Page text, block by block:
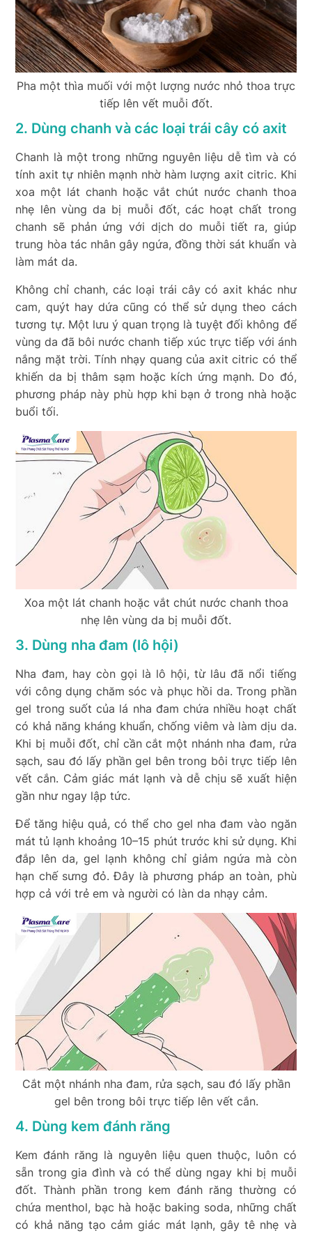
Pha một thìa muối với một lượng nước nhỏ thoa trực
tiếp lên vết muỗi đốt.
2. Dùng chanh và các loại trái cây có axit
Chanh là một trong những nguyên liệu dễ tìm và có
tính axit tự nhiên mạnh nhờ hàm lượng axit citric. Khi
xoa một lát chanh hoặc vắt chút nước chanh thoa
nhẹ lên vùng da bị muỗi đốt, các hoạt chất trong
chanh sẽ phản ứng với dịch do muỗi tiết ra, giúp
trung hòa tác nhân gây ngứa, đồng thời sát khuẩn và
làm mát da.
Không chỉ chanh, các loại trái cây có axit khác như
cam, quýt hay dứa cũng có thể sử dụng theo cách
tương tự. Một lưu ý quan trọng là tuyệt đối không để
vùng da đã bôi nước chanh tiếp xúc trực tiếp với ánh
nắng mặt trời. Tính nhạy quang của axit citric có thể
khiến da bị thâm sạm hoặc kích ứng mạnh. Do đó,
phương pháp này phù hợp khi bạn ở trong nhà hoặc
buổi tối.
Xoa một lát chanh hoặc vắt chút nước chanh thoa
nhẹ lên vùng da bị muỗi đốt.
3. Dùng nha đam (lô hội)
Nha đam, hay còn gọi là lô hội, từ lâu đã nổi tiếng
với công dụng chăm sóc và phục hồi da. Trong phần
gel trong suốt của lá nha đam chứa nhiều hoạt chất
có khả năng kháng khuẩn, chống viêm và làm dịu da.
Khi bị muỗi đốt, chỉ cần cắt một nhánh nha đam, rửa
sạch, sau đó lấy phần gel bên trong bôi trực tiếp lên
vết cắn. Cảm giác mát lạnh và dễ chịu sẽ xuất hiện
gần như ngay lập tức.
Để tăng hiệu quả, có thể cho gel nha đam vào ngăn
mát tủ lạnh khoảng 10–15 phút trước khi sử dụng. Khi
đắp lên da, gel lạnh không chỉ giảm ngứa mà còn
hạn chế sưng đỏ. Đây là phương pháp an toàn, phù
hợp cả với trẻ em và người có làn da nhạy cảm.
Cắt một nhánh nha đam, rửa sạch, sau đó lấy phần
gel bên trong bôi trực tiếp lên vết cắn.
4. Dùng kem đánh răng
Kem đánh răng là nguyên liệu quen thuộc, luôn có
sẵn trong gia đình và có thể dùng ngay khi bị muỗi
đốt. Thành phần trong kem đánh răng thường có
chứa menthol, bạc hà hoặc baking soda, những chất
có khả năng tạo cảm giác mát lạnh, gây tê nhẹ và